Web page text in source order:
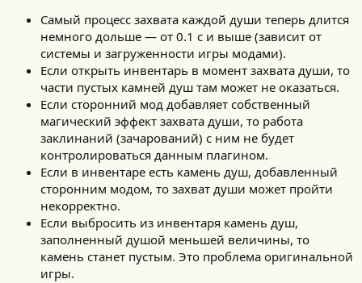
Самый процесс захвата каждой души теперь длится
немного дольше — от 0.1 с и выше (зависит от
системы и загруженности игры модами).
Если открыть инвентарь в момент захвата души, то
части пустых камней душ там может не оказаться.
Если сторонний мод добавляет собственный
магический эффект захвата души, то работа
заклинаний (зачарований) с ним не будет
контролироваться данным плагином.
Если в инвентаре есть камень душ, добавленный
сторонним модом, то захват души может пройти
некорректно.
Если выбросить из инвентаря камень душ,
заполненный душой меньшей величины, то
камень станет пустым. Это проблема оригинальной
игры.